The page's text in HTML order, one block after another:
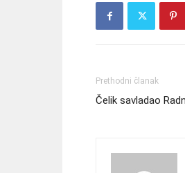
Prethodni članak
Čelik savladao